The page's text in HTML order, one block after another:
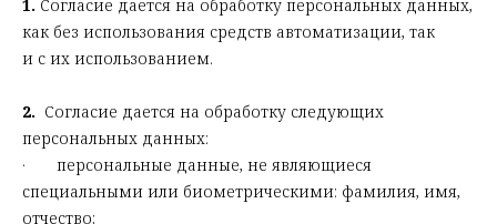
1. Согласие дается на обработку персональных данных,
как без использования средств автоматизации, так
и с их использованием.
2. Согласие дается на обработку следующих
персональных данных:
· персональные данные, не являющиеся
специальными или биометрическими: фамилия, имя,
отчество;